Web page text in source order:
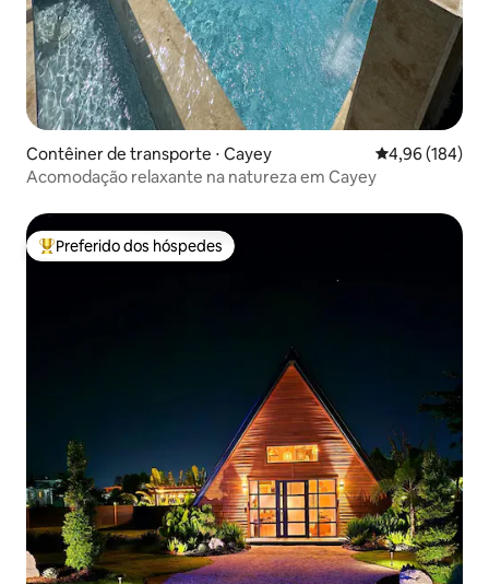
Contêiner de transporte ⋅ Cayey 4,96 de uma
4,96 (184)
Acomodação relaxante na natureza em Cayey
Entre os melhores preferidos dos hóspedes
Preferido dos hóspedes